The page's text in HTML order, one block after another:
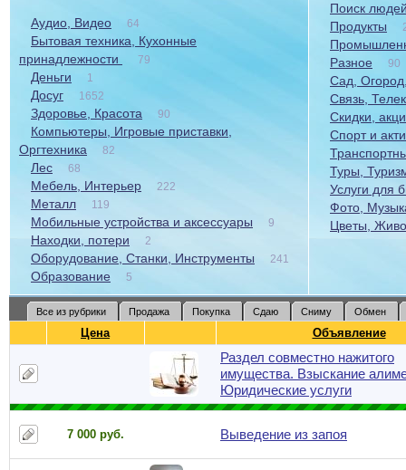
Аудио, Видео 64
Бытовая техника, Кухонные
принадлежности
79
Деньги 1
Досуг 1652
Здоровье, Красота 90
Компьютеры, Игровые приставки,
Оргтехника
82
Лес 68
Мебель, Интерьер 222
Металл 119
Мобильные устройства и аксессуары 9
Находки, потери 2
Оборудование, Станки, Инструменты 241
Образование 5
Поиск
Продукты
Разное
90
Сад,
Связь,
Скидки,
Спорт и
Туры,
Услуги для
Фото,
Цветы,
Все из рубрики Продажа Покупка Сдаю Сниму Обмен
Цена Объявление
Раздел совместно нажитого
имущества. Взыскание
Юридические услуги
7 000 руб. Выведение из запоя